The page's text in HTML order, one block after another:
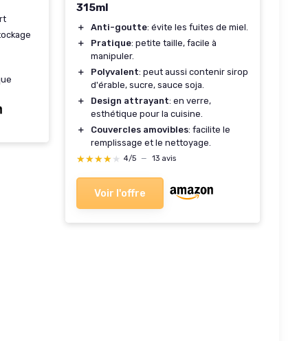
315ml
＋ Anti-goutte: évite les fuites de miel.
＋
Pratique: petite taille, facile à
manipuler.
＋
Polyvalent: peut aussi contenir sirop
d'érable, sucre, sauce soja.
＋
Design attrayant: en verre,
esthétique pour la cuisine.
＋
Couvercles amovibles: facilite le
remplissage et le nettoyage.
★★★★★
★★★★★ 4/5 — 13 avis
Voir l'offre